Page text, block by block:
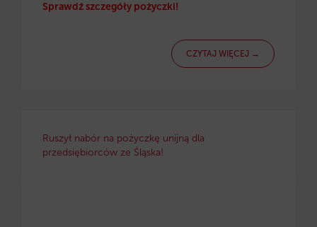
Sprawdź szczegóły pożyczki!
CZYTAJ WIĘCEJ →
Ruszył nabór na pożyczkę unijną dla
przedsiębiorców ze Śląska!